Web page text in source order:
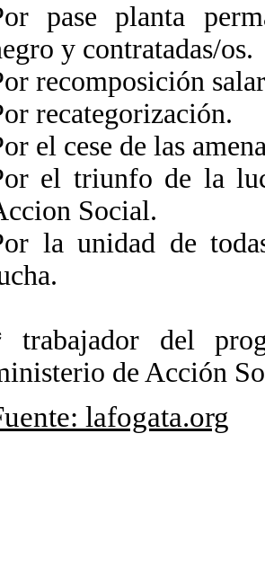
pase planta
y contratadas/os.
recomposición
recategorización.
el cese de las
el triunfo de la
Social.
la unidad de
trabajador del
de Acción
lafogata.org